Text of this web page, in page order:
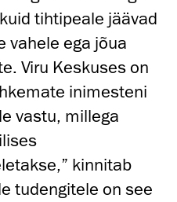
tihtipeale jäävad
vahele ega jõua
Viru Keskuses on
inimesteni
vastu, millega
kinnitab
tudengitele on see